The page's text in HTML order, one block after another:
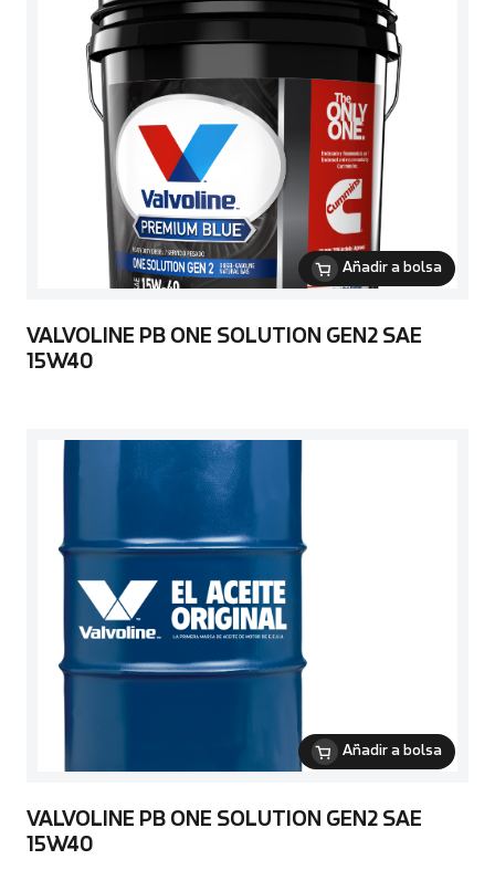
Añadir a bolsa
VALVOLINE PB ONE SOLUTION GEN2 SAE
15W40
Añadir a bolsa
VALVOLINE PB ONE SOLUTION GEN2 SAE
15W40